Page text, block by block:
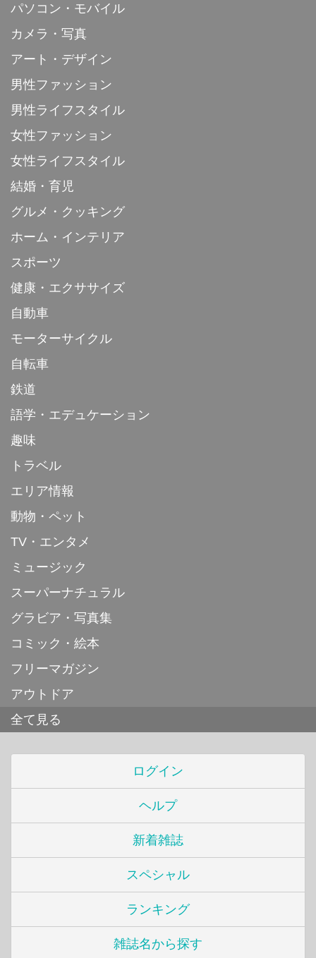
パソコン・モバイル
カメラ・写真
アート・デザイン
男性ファッション
男性ライフスタイル
女性ファッション
女性ライフスタイル
結婚・育児
グルメ・クッキング
ホーム・インテリア
スポーツ
健康・エクササイズ
自動車
モーターサイクル
自転車
鉄道
語学・エデュケーション
趣味
トラベル
エリア情報
動物・ペット
TV・エンタメ
ミュージック
スーパーナチュラル
グラビア・写真集
コミック・絵本
フリーマガジン
アウトドア
全て見る
ログイン
ヘルプ
新着雑誌
スペシャル
ランキング
雑誌名から探す